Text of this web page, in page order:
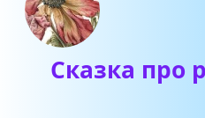
Сказка про